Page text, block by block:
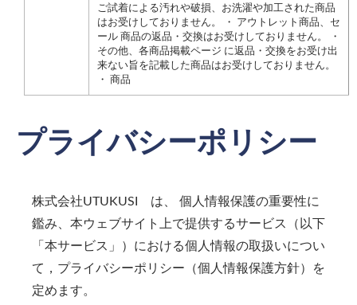
ご試着による汚れや破損、お洗濯や加工された商品
はお受けしておりません。 ・ アウトレット商品、セ
ール 商品の返品・交換はお受けしておりません。 ・
その他、各商品掲載ページ に返品・交換をお受け出
来ない旨を記載した商品はお受けしておりません。
・ 商品
プライバシーポリシー
株式会社UTUKUSI は、 個人情報保護の重要性に
鑑み、本ウェブサイト上で提供するサービス（以下
「本サービス」）における個人情報の取扱いについ
て，プライバシーポリシー（個人情報保護方針）を
定めます。